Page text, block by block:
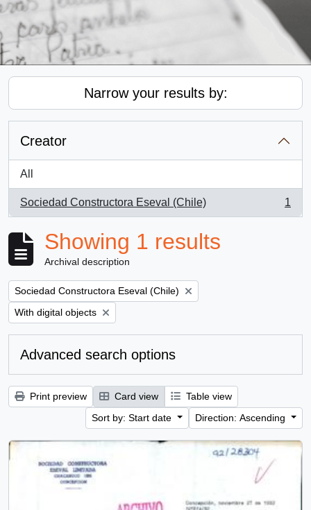
Narrow your results by:
Creator
All
Sociedad Constructora Eseval (Chile)
, 1 results
1
Showing 1 results
Archival description
Remove filter:
Sociedad Constructora Eseval (Chile)
Remove filter:
With digital objects
Advanced search options
Print preview Card view
Table view
Sort by: Start date
Direction: Ascending